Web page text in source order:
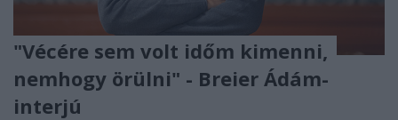
"Vécére sem volt időm kimenni,
nemhogy örülni" - Breier Ádám-
interjú